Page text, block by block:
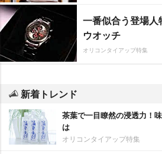
一番似合う登場
ウオッチ
オリコンタイアップ特集
新着トレンド
茶葉で一目瞭然の浸透力！
は
オリコンタイアップ特集